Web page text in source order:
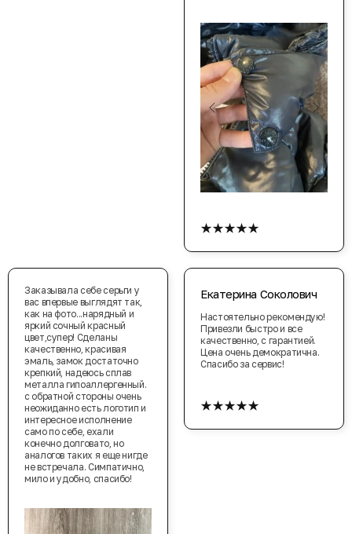
★★★★★
Заказывала себе серьги у
вас впервые выглядят так,
как на фото...нарядный и
яркий сочный красный
цвет,супер! Сделаны
качественно, красивая
эмаль, замок достаточно
крепкий, надеюсь сплав
металла гипоаллергенный.
с обратной стороны очень
неожиданно есть логотип и
интересное исполнение
само по себе, ехали
конечно долговато, но
аналогов таких я еще нигде
не встречала. Симпатично,
мило и удобно, спасибо!
Екатерина Соколович
Настоятельно рекомендую!
Привезли быстро и все
качественно, с гарантией.
Цена очень демократична.
Спасибо за сервис!
★★★★★